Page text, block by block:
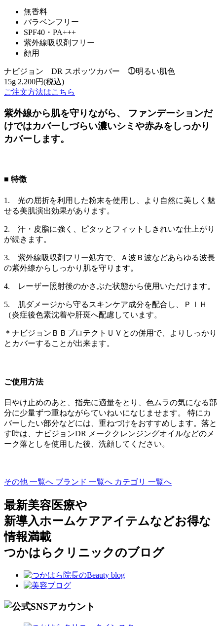
無香料
パラベンフリー
SPF40・PA+++
紫外線吸収剤フリー
顔用
ナビジョン DR スポッツカバー ⓵明るい肌色
15g 2,200円(税込)
ご注文方法はこちら
紫外線から肌を守りながら、 ファンデーションだ
けではカバーしづらい濃いシミや赤みをしっかり
カバーします。
■ 特徴
1. 光の屈折を利用した粉末を使用し、より自然に美しく魅
せる美肌演出効果があります。
2. 汗・皮脂に強く、ピタッとフィットしきれいな仕上がり
が続きます。
3. 紫外線吸収剤フリー処方で、Ａ波Ｂ波などあらゆる波長
の紫外線からしっかり肌を守ります。
4. レーザー照射後のかさぶた状態から使用いただけます。
5. 肌ダメージから守るスキンケア成分を配合し、ＰＩＨ
（炎症後色素沈着や肝斑へ配慮しています。
＊ナビジョンＢＢプロテクトＵＶとの併用で、よりしっかり
とカバーすることが出来ます。
ご使用方法
日やけ止めのあと、指先に適量をとり、色ムラの気になる部
分に少量ずつ重ねながらていねいになじませます。 特にカ
バーしたい部分などには、重ねづけをおすすめします。落と
す時は、ナビジョンDR メーククレンジングオイルなどのメ
ーク落としを使用した後、洗顔してください。
その他 一覧へ ブランド 一覧へ カテゴリ 一覧へ
最新美容医療や
新導入ホームケアアイテムなどお得な
情報満載
つかはらクリニックのブログ